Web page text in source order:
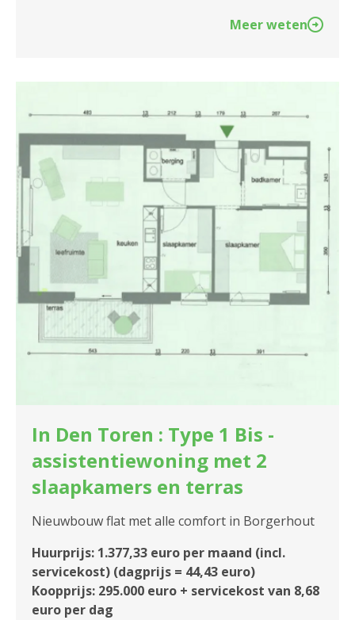
Meer weten
In Den Toren : Type 1 Bis -
assistentiewoning met 2
slaapkamers en terras
Nieuwbouw flat met alle comfort in Borgerhout
Huurprijs: 1.377,33 euro per maand (incl.
servicekost) (dagprijs = 44,43 euro)
Koopprijs: 295.000 euro + servicekost van 8,68
euro per dag